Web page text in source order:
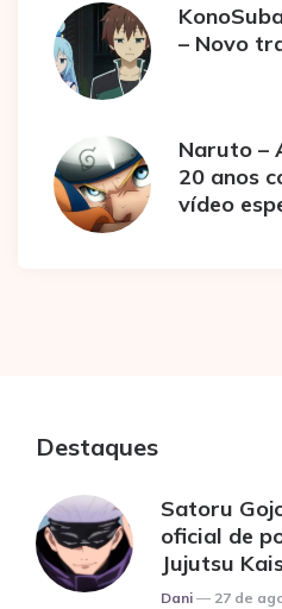
– Novo
Naruto –
20 anos
vídeo
Destaques
Satoru
oficial de
Jujutsu
Posted
Dani 27 de